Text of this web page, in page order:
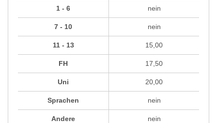
1 - 6
7 - 10
11 - 13
FH
Uni
Sprachen
Andere
nein
nein
15,00
17,50
20,00
nein
nein